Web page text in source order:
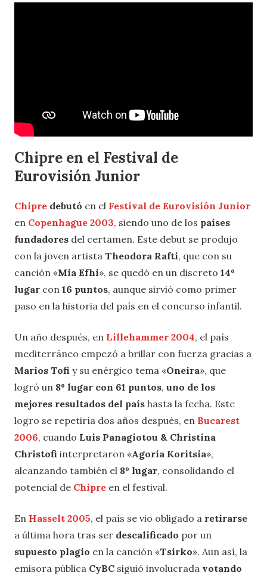
Chipre en el Festival de
Eurovisión Junior
Chipre debutó en el Festival de Eurovisión Junior
en Copenhague 2003, siendo uno de los países
fundadores del certamen. Este debut se produjo
con la joven artista Theodora Rafti, que con su
canción «Mia Efhi», se quedó en un discreto 14º
lugar con 16 puntos, aunque sirvió como primer
paso en la historia del país en el concurso infantil.
Un año después, en Lillehammer 2004, el país
mediterráneo empezó a brillar con fuerza gracias a
Marios Tofi y su enérgico tema «Oneira», que
logró un 8º lugar con 61 puntos, uno de los
mejores resultados del país hasta la fecha. Este
logro se repetiría dos años después, en Bucarest
2006, cuando Luis Panagiotou & Christina
Christofi interpretaron «Agoria Koritsia»,
alcanzando también el 8º lugar, consolidando el
potencial de Chipre en el festival.
En Hasselt 2005, el país se vio obligado a retirarse
a última hora tras ser descalificado por un
supuesto plagio en la canción «Tsirko». Aun así, la
emisora pública CyBC siguió involucrada votando